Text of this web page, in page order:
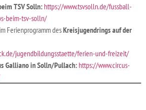
TSV Solln: https://www.tsvsolln.de/fussball-
beim-tsv-solln/
Ferienprogramm desKreisjugendrings auf der
jugendbildungsstaette/ferien-und-freizeit/
Galliano in Solln/Pullach: https://www.circus-